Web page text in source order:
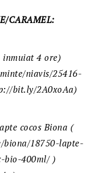
CARAMEL:
inmuiat 4 ore)
niavis/25416-
bit.ly/2A0xoAa)
cocos Biona (
biona/18750-lapte-
bio-400ml/ )